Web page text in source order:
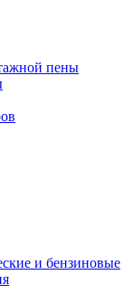
пены
и бензиновые